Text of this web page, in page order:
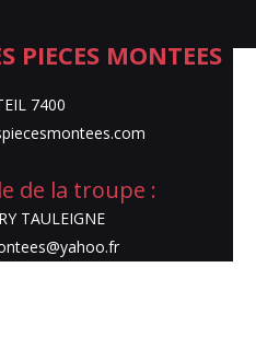
PIECES MONTEES
PIECES MONTEES
7400
de la troupe :
TAULEIGNE